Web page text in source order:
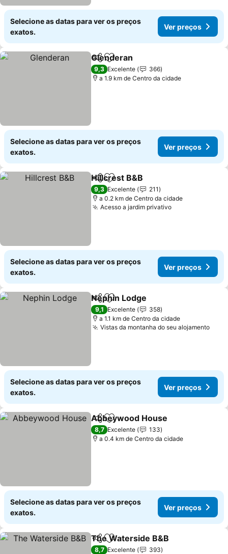
Selecione as datas para ver os preços
exatos.
Ver preços
PartilharAdicionar aos favoritos
Glenderan
9,3 Excelente
366
a 1.9 km de Centro da cidade
Selecione as datas para ver os preços
exatos.
Ver preços
PartilharAdicionar aos favoritos
Hillcrest B&B
9,3 Excelente
211
a 0.2 km de Centro da cidade
Acesso a jardim privativo
Selecione as datas para ver os preços
exatos.
Ver preços
PartilharAdicionar aos favoritos
Nephin Lodge
9,1 Excelente
358
a 1.1 km de Centro da cidade
Vistas da montanha do seu alojamento
Selecione as datas para ver os preços
exatos.
Ver preços
PartilharAdicionar aos favoritos
Abbeywood House
8,7 Excelente
133
a 0.4 km de Centro da cidade
Selecione as datas para ver os preços
exatos.
Ver preços
PartilharAdicionar aos favoritos
The Waterside B&B
8,7 Excelente
393